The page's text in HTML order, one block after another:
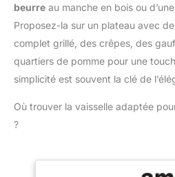
à la
durs,
pour
【
pour
des
beurre au manche en bois ou
Proposez-la sur un plateau avec
complet grillé, des crêpes, des
quartiers de pomme pour une
simplicité est souvent la clé de
Où trouver la vaisselle adaptée
?